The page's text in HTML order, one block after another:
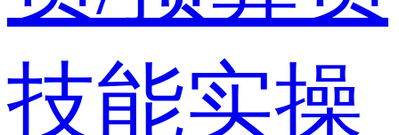
技能实操